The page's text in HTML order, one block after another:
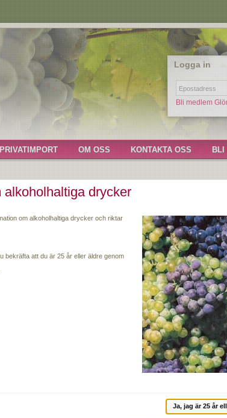
Logga in
Bli medlem
PRIVATIMPORT OM OSS KONTAKTA OSS BLI
, Bindi Sergardi
Sergardis traditioner och Chianti Classico-regionen och dess
och erfarenhet som man lyckats förvalta hos Bindi-
för denna Chianti Classico. Namnet Ser Gardo (Sir Guardian)
alkoholhaltiga drycker
om alkoholhaltiga drycker och riktar
bekräfta att du är 25 år eller äldre genom
Ja, jag är 25 år